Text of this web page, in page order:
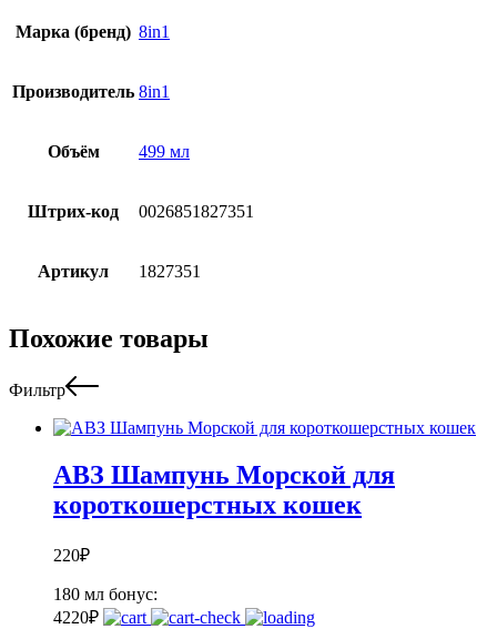
Марка (бренд) 8in1
Производитель 8in1
Объём 499 мл
Штрих-код 0026851827351
Артикул 1827351
Похожие товары
Фильтр
АВЗ Шампунь Морской для
короткошерстных кошек
220₽
180 мл бонус:
4220₽